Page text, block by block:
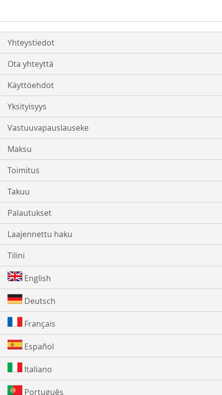
Yhteystiedot
Ota yhteyttä
Käyttöehdot
Yksityisyys
Vastuuvapauslauseke
Maksu
Toimitus
Takuu
Palautukset
Laajennettu haku
Tilini
English
Deutsch
Français
Español
Italiano
Português